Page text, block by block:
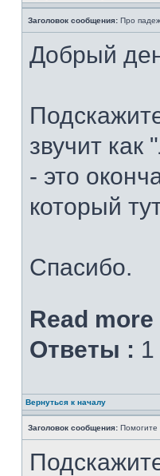
Заголовок сообщения: Про
Добрый
звучит
- это
который
Спасибо.
Read more
Ответы : 1
Вернуться к началу
Заголовок сообщения: Помогите